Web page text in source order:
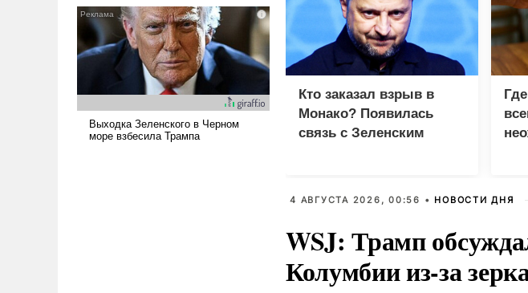
что оно уже несет негативные
коннотации.
Кто заказал взрыв в
Монако? Появилась
связь с Зеленским
4 АВГУСТА 2026, 00:56 • НОВОСТИ ДНЯ
WSJ: Трамп
Колумбии из-за